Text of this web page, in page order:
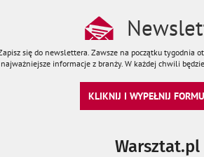
się do newslettera. Zawsze na początku tygodnia
najważniejsze informacje z branży. W każdej chwili
KLIKNIJ I WYPEŁNIJ
Warsztat.pl